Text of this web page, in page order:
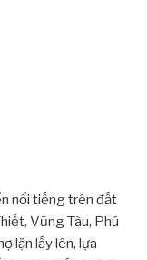
nổi tiếng trên đất
Vũng Tàu, Phú
lặn lấy lên, lựa